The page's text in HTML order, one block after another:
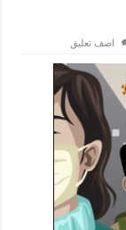
اضف تعليق